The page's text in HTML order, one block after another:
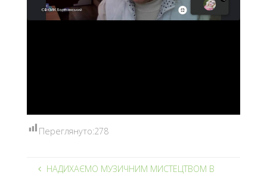
Переглянуто:278
НАДИХАЄМО МУЗИЧНИМ МИСТЕЦТВОМ В